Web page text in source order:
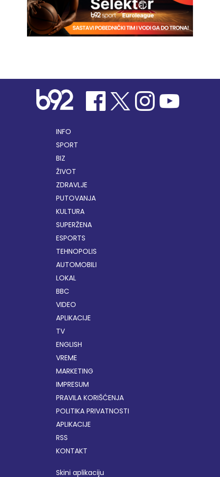
INFO
SPORT
BIZ
ŽIVOT
ZDRAVLJE
PUTOVANJA
KULTURA
SUPERŽENA
ESPORTS
TEHNOPOLIS
AUTOMOBILI
LOKAL
BBC
VIDEO
APLIKACIJE
TV
ENGLISH
VREME
MARKETING
IMPRESUM
PRAVILA KORIŠĆENJA
POLITIKA PRIVATNOSTI
APLIKACIJE
RSS
KONTAKT
Skini aplikaciju